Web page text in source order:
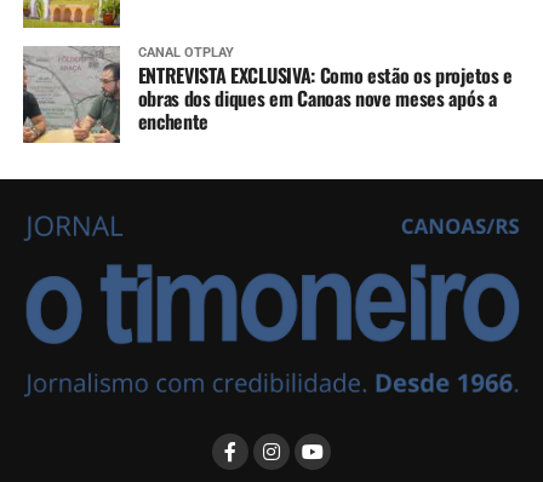
CANAL OTPLAY
ENTREVISTA EXCLUSIVA: Como estão os projetos e
obras dos diques em Canoas nove meses após a
enchente